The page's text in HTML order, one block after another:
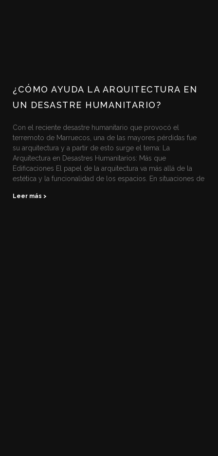
¿CÓMO AYUDA LA ARQUITECTURA EN
UN DESASTRE HUMANITARIO?
Con el reciente desastre humanitario que provocó el
terremoto de Marruecos, una de las mayores pérdidas fue
su arquitectura y a partir de esto surge el tema: La
Arquitectura en Desastres Humanitarios: Más que
Edificaciones El papel de la arquitectura va más allá de la
estética y la funcionalidad de los espacios. En situaciones de
Leer más >